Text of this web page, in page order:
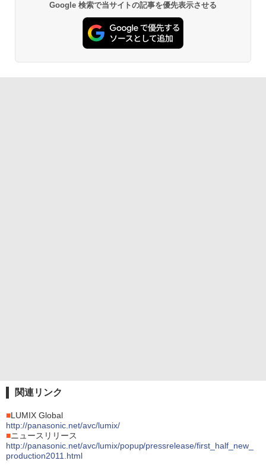
Google 検索で当サイトの記事を優先表示させる
関連リンク
■LUMIX Global
http://panasonic.net/avc/lumix/
■ニュースリリース
http://panasonic.net/avc/lumix/popup/pressrelease/first_half_new_
production2011.html